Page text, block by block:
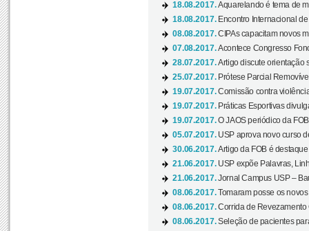
18.08.2017.Aquarelando é tema de
18.08.2017. Encontro Internacional
08.08.2017.CIPAs capacitam novos
07.08.2017.Acontece Congresso
28.07.2017.Artigo discute orientação
25.07.2017. Prótese Parcial
19.07.2017.Comissão contra
19.07.2017. Práticas Esportivas
19.07.2017.O JAOS periódico da
05.07.2017. USP aprova novo curso
30.06.2017.Artigo da FOB é
21.06.2017. USP expõe Palavras,
21.06.2017.Jornal Campus USP –
08.06.2017.Tomaram posse os
08.06.2017.Corrida de Revezamento
08.06.2017.Seleção de pacientes